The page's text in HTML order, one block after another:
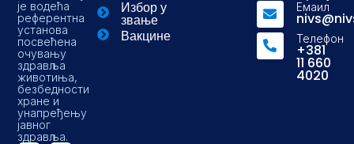
је водећа
референтна
установа
посвећена
очувању
здравља
животиња,
безбедности
хране и
унапређењу
јавног
здравља.
Избор у
звање
Вакцине
Емаил
Телефон
+381
11 660
4020